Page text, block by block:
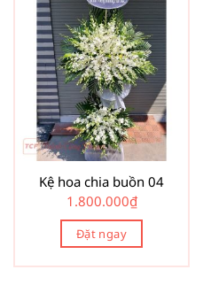
Kệ hoa chia buồn 04
1.800.000₫
Đặt ngay